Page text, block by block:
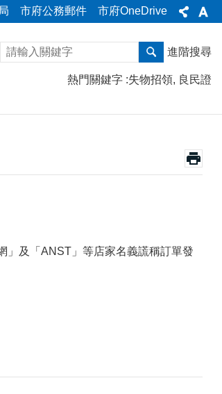
市府公務郵件 市府OneDrive
進階搜尋
熱門關鍵字 失物招領 良民證
」及「ANST」等店家名義謊稱訂單發